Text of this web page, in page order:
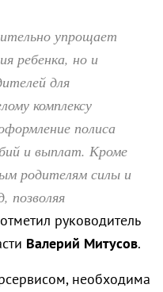
упрощает
ребенка, но и
для
комплексу
полиса
и выплат. Кроме
родителям силы и
позволяя
руководитель
Валерий Митусов.
необходима